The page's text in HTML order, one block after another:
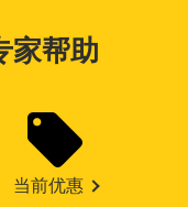
家帮助
当前优惠